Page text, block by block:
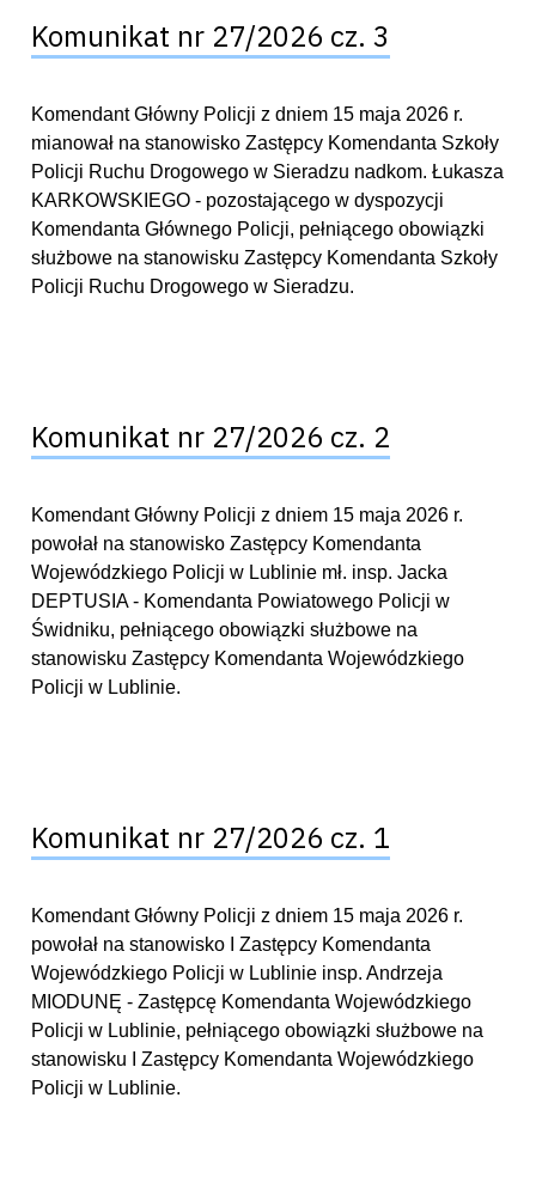
Komunikat nr 27/2026 cz. 3
Komendant Główny Policji z dniem 15 maja 2026 r.
mianował na stanowisko Zastępcy Komendanta Szkoły
Policji Ruchu Drogowego w Sieradzu nadkom. Łukasza
KARKOWSKIEGO - pozostającego w dyspozycji
Komendanta Głównego Policji, pełniącego obowiązki
służbowe na stanowisku Zastępcy Komendanta Szkoły
Policji Ruchu Drogowego w Sieradzu.
Komunikat nr 27/2026 cz. 2
Komendant Główny Policji z dniem 15 maja 2026 r.
powołał na stanowisko Zastępcy Komendanta
Wojewódzkiego Policji w Lublinie mł. insp. Jacka
DEPTUSIA - Komendanta Powiatowego Policji w
Świdniku, pełniącego obowiązki służbowe na
stanowisku Zastępcy Komendanta Wojewódzkiego
Policji w Lublinie.
Komunikat nr 27/2026 cz. 1
Komendant Główny Policji z dniem 15 maja 2026 r.
powołał na stanowisko I Zastępcy Komendanta
Wojewódzkiego Policji w Lublinie insp. Andrzeja
MIODUNĘ - Zastępcę Komendanta Wojewódzkiego
Policji w Lublinie, pełniącego obowiązki służbowe na
stanowisku I Zastępcy Komendanta Wojewódzkiego
Policji w Lublinie.